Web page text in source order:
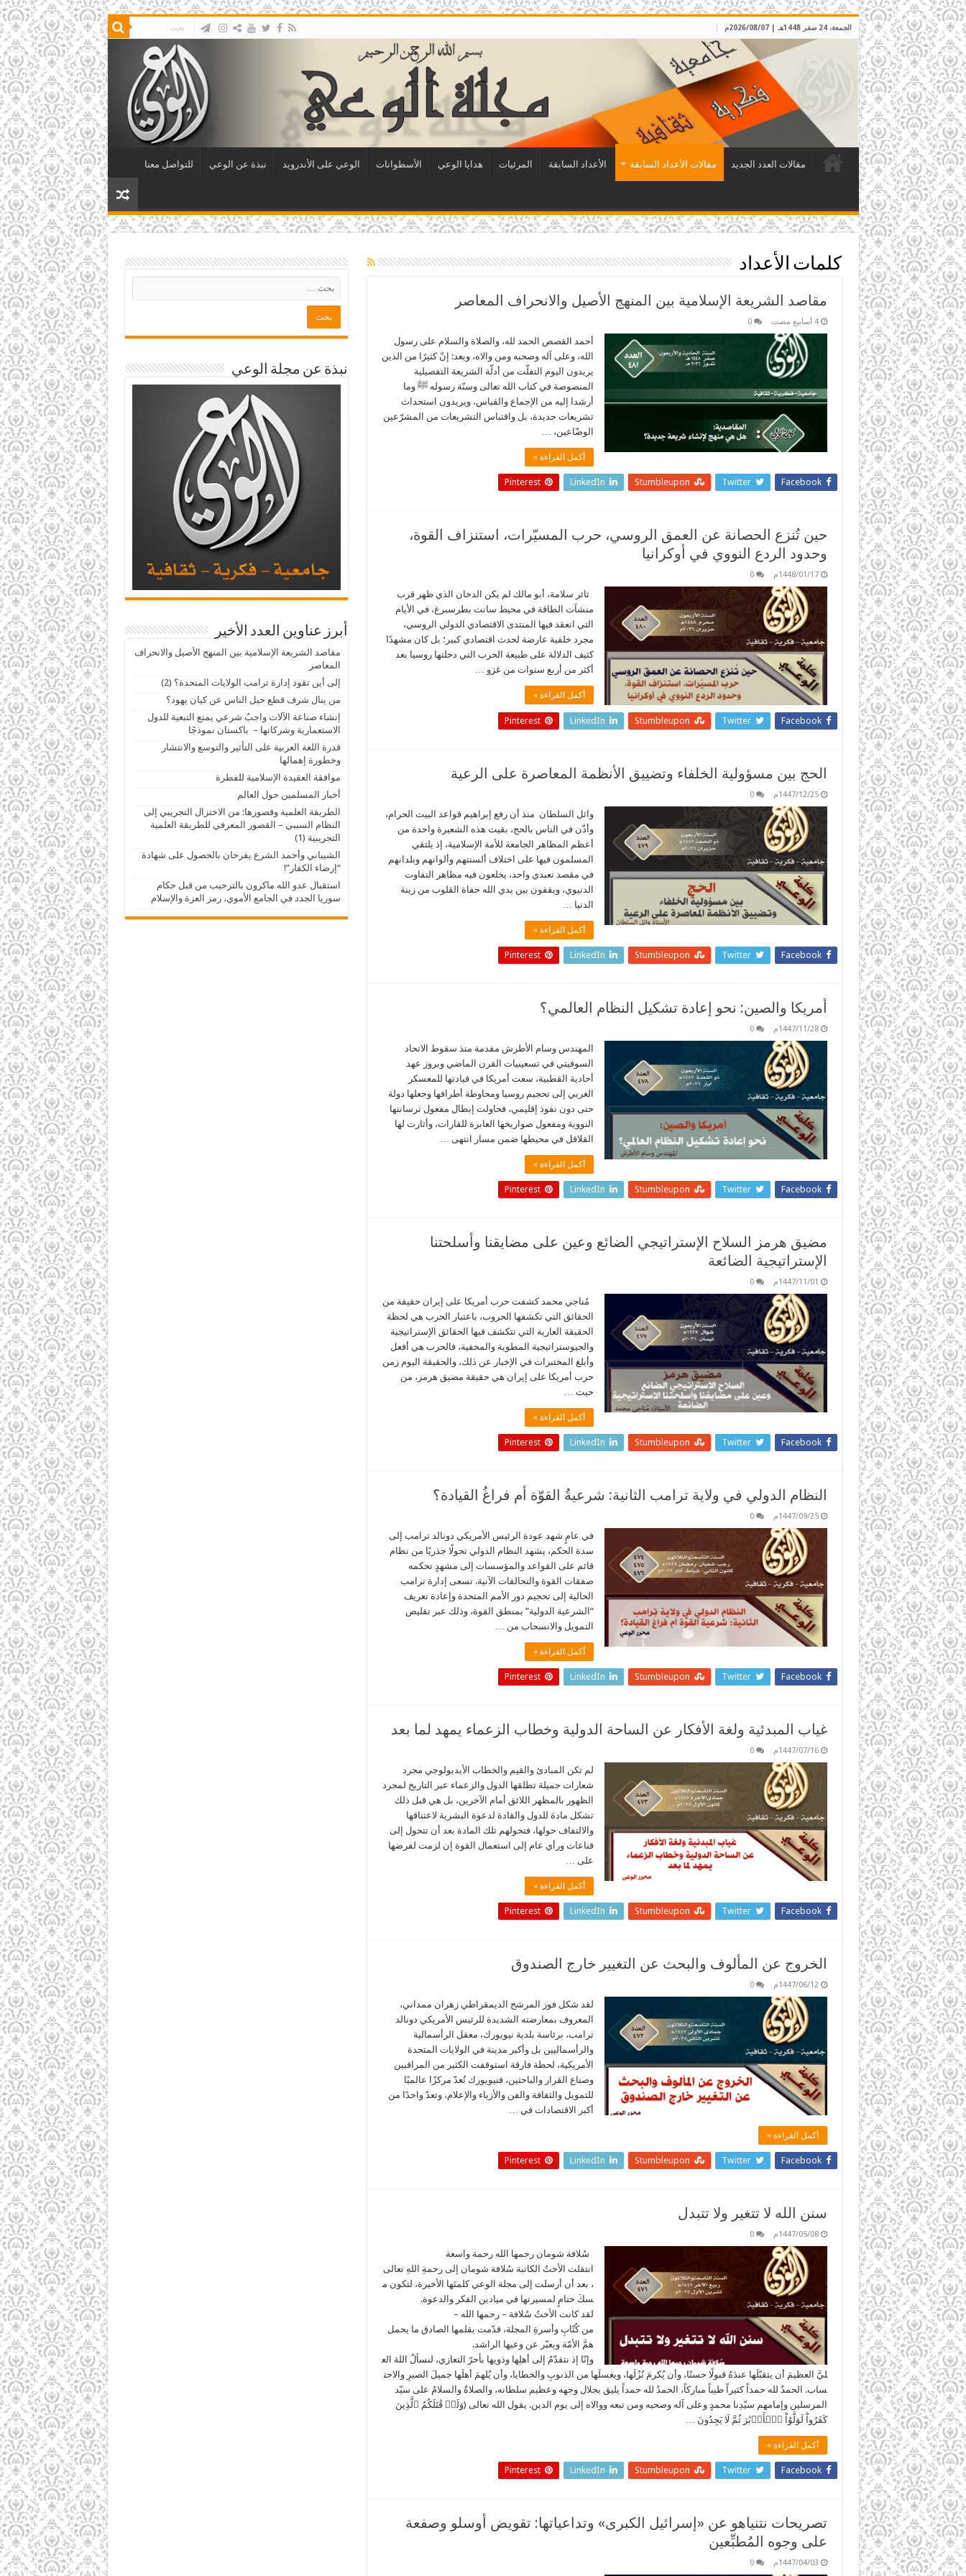
الجمعة، 24 صفر 1448هـ | 2026/08/07م
مقالات العدد الجديد مقالات الأعداد السابقة الأعداد السابقة المرئيات هدايا الوعي الأسطوانات الوعي على الأندرويد نبذة عن الوعي للتواصل معنا
كلمات الأعداد
مقاصد الشريعة الإسلامية بين المنهج الأصيل والانحراف المعاصر
‏4 أسابيع مضت 0
أحمد القصص الحمد لله، والصلاة والسلام على رسول
الله، وعلى آله وصحبه ومن والاه، وبعد: إنّ كثيرًا من الذين
يريدون اليوم التفلّت من أدلّة الشريعة التفصيلية
المنصوصة في كتاب الله تعالى وسنّة رسوله ﷺ وما
أرشدا إليه من الإجماع والقياس، ويريدون استحداث
تشريعات جديدة، بل واقتباس التشريعات من المشرّعين
الوضّاعين، …
أكمل القراءة »
Facebook
Twitter
Stumbleupon
LinkedIn
Pinterest
حين تُنزع الحصانة عن العمق الروسي، حرب المسيّرات، استنزاف القوة،
وحدود الردع النووي في أوكرانيا
1448/01/17م 0
ثائر سلامة، أبو مالك لم يكن الدخان الذي ظهر قرب
منشآت الطاقة في محيط سانت بطرسبرغ، في الأيام
التي انعقد فيها المنتدى الاقتصادي الدولي الروسي،
مجرد خلفية عارضة لحدث اقتصادي كبير؛ بل كان مشهدًا
كثيف الدلالة على طبيعة الحرب التي دخلتها روسيا بعد
أكثر من أربع سنوات من غزو …
أكمل القراءة »
Facebook
Twitter
Stumbleupon
LinkedIn
Pinterest
الحج بين مسؤولية الخلفاء وتضييق الأنظمة المعاصرة على الرعية
1447/12/25م 0
وائل السلطان منذ أن رفع إبراهيم قواعد البيت الحرام،
وأذّن في الناس بالحج، بقيت هذه الشعيرة واحدة من
أعظم المظاهر الجامعة للأمة الإسلامية، إذ يلتقي
المسلمون فيها على اختلاف ألسنتهم وألوانهم وبلدانهم
في مقصد تعبدي واحد، يخلعون فيه مظاهر التفاوت
الدنيوي، ويقفون بين يدي الله حفاة القلوب من زينة
الدنيا …
أكمل القراءة »
Facebook
Twitter
Stumbleupon
LinkedIn
Pinterest
أمريكا والصين: نحو إعادة تشكيل النظام العالمي؟
1447/11/28م 0
المهندس وسام الأطرش مقدمة منذ سقوط الاتحاد
السوفيتي في تسعينيات القرن الماضي وبروز عهد
أحادية القطبية، سعت أمريكا في قيادتها للمعسكر
الغربي إلى تحجيم روسيا ومحاوطة أطرافها وجعلها دولة
حتى دون نفوذ إقليمي، فحاولت إبطال مفعول ترسانتها
النووية ومفعول صواريخها العابرة للقارات، وأثارت لها
القلاقل في محيطها ضمن مسار انتهى …
أكمل القراءة »
Facebook
Twitter
Stumbleupon
LinkedIn
Pinterest
مضيق هرمز السلاح الإستراتيجي الضائع وعين على مضايقنا وأسلحتنا
الإستراتيجية الضائعة
1447/11/01م 0
مُناجي محمد كشفت حرب أمريكا على إيران حقيقة من
الحقائق التي تكشفها الحروب، باعتبار الحرب هي لحظة
الحقيقة العارية التي تتكشف فيها الحقائق الإستراتيجية
والجيوستراتيجية المطوية والمخفية، فالحرب هي أفعل
وأبلغ المختبرات في الإخبار عن ذلك، والحقيقة اليوم زمن
حرب أمريكا على إيران هي حقيقة مضيق هرمز، من
حيث …
أكمل القراءة »
Facebook
Twitter
Stumbleupon
LinkedIn
Pinterest
النظام الدولي في ولاية ترامب الثانية: شرعيةُ القوّة أم فراغُ القيادة؟
1447/09/25م 0
في عامٍ شهد عودة الرئيس الأمريكي دونالد ترامب إلى
سدة الحكم، يشهد النظام الدولي تحولًا جذريًا من نظام
قائم على القواعد والمؤسسات إلى مشهدٍ تحكمه
صفقات القوة والتحالفات الآنية. تسعى إدارة ترامب
الحالية إلى تحجيم دور الأمم المتحدة وإعادة تعريف
“الشرعية الدولية” بمنطق القوة، وذلك عبر تقليص
التمويل والانسحاب من …
أكمل القراءة »
Facebook
Twitter
Stumbleupon
LinkedIn
Pinterest
غياب المبدئية ولغة الأفكار عن الساحة الدولية وخطاب الزعماء يمهد لما بعد
1447/07/16م 0
لم تكن المبادئ والقيم والخطاب الأيديولوجي مجرد
شعارات جميلة تطلقها الدول والزعماء عبر التاريخ لمجرد
الظهور بالمظهر اللائق أمام الآخرين، بل هي قبل ذلك
تشكل مادة للدول والقادة لدعوة البشرية لاعتناقها
والالتفاف حولها، فتخولهم تلك المادة بعد أن تتحول إلى
قناعات ورأي عام إلى استعمال القوة إن لزمت لفرضها
على …
أكمل القراءة »
Facebook
Twitter
Stumbleupon
LinkedIn
Pinterest
الخروج عن المألوف والبحث عن التغيير خارج الصندوق
1447/06/12م 0
لقد شكل فوز المرشح الديمقراطي زهران ممداني،
المعروف بمعارضته الشديدة للرئيس الأمريكي دونالد
ترامب، برئاسة بلدية نيويورك، معقل الرأسمالية
والرأسماليين بل وأكبر مدينة في الولايات المتحدة
الأمريكية، لحظة فارقة استوقفت الكثير من المراقبين
وصناع القرار والباحثين، فنيويورك تُعدّ مركزًا عالميًا
للتمويل والثقافة والفن والأزياء والإعلام، وتعدّ واحدًا من
أكبر الاقتصادات في …
أكمل القراءة »
Facebook
Twitter
Stumbleupon
LinkedIn
Pinterest
سنن الله لا تتغير ولا تتبدل
1447/05/08م 0
سُلافة شومان رحمها الله رحمة واسعة
انتقلت الأختُ الكاتبة سُلافة شومان إلى رحمةِ اللهِ تعالى
، بعد أن أرسلت إلى مجلة الوعي كلمتَها الأخيرة، لتكون م
سكَ ختامٍ لمسيرتها في ميادين الفكر والدعوة.
لقد كانت الأختُ سُلافة – رحمها الله –
من كُتّابِ وأسرةِ المجلة، قدّمت بقلمها الصادق ما يحمل
همَّ الأمّة ويعبّر عن وعيها الراشد.
وإنّا إذ نتقدّمُ إلى أهلِها وذويها بأحرّ التعازي، لنسألُ اللهَ الع
ليَّ العظيمَ أن يتقبّلَها عندَهُ قبولًا حسنًا، وأن يُكرمَ نُزُلَها، ويغسلَها من الذنوبِ والخطايا، وأن يُلهمَ أهلَها جميلَ الصبرِ والاحت
ساب. الحمدُ لله حمداً كثيراً طيباً مباركاً، الحمدُ لله حمداً يليق بجلال وجهه وعظيم سلطانه، والصلاةُ والسلامُ على سيّد
المرسلين وإمامهم سيّدِنا محمدٍ وعلى آله وصحبه ومن تبعه ووالاه إلى يوم الدين. يقول الله تعالى (وَلَوۡ قَٰتَلَكُمُ ٱلَّذِينَ
كَفَرُواْ لَوَلَّوُاْ ٱلۡأَدۡبَٰرَ ثُمَّ لَا يَجِدُونَ …
أكمل القراءة »
Facebook
Twitter
Stumbleupon
LinkedIn
Pinterest
تصريحات نتنياهو عن «إسرائيل الكبرى» وتداعياتها: تقويض أوسلو وصفعة
على وجوه المُطبِّعين
1447/04/03م 0
نبذة عن مجلة الوعي
أبرز عناوين العدد الأخير
مقاصد الشريعة الإسلامية بين المنهج الأصيل والانحراف
المعاصر
إلى أين تقود إدارة ترامب الولايات المتحدة؟ (2)
من ينال شرف قطع حبل الناس عن كيان يهود؟
إنشاء صناعة الآلات واجبٌ شرعي يمنع التبعية للدول
الاستعمارية وشركاتها – باكستان نموذجًا
قدرة اللغة العربية على التأثير والتوسع والانتشار
وخطورة إهمالها
موافقة العقيدة الإسلامية للفطرة
أخبار المسلمين حول العالم
الطريقة العلمية وقصورها: من الاختزال التجريبي إلى
النظام السببي – القصور المعرفي للطريقة العلمية
التجريبية (1)
الشيباني وأحمد الشرع يفرحان بالحصول على شهادة
“إرضاء الكفار”!
استقبال عدو الله ماكرون بالترحيب من قبل حكام
سوريا الجدد في الجامع الأموي، رمز العزة والإسلام